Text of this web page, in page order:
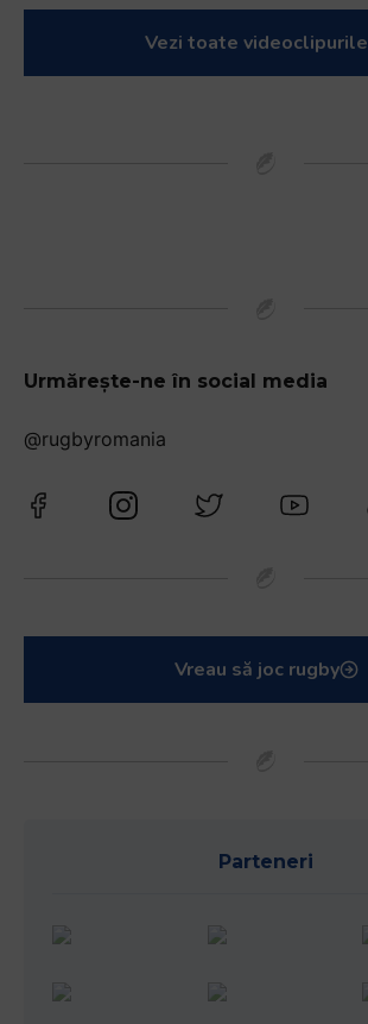
Vezi toate videoclipurile
Urmărește-ne în social media
@rugbyromania
Vreau să joc rugby
Parteneri